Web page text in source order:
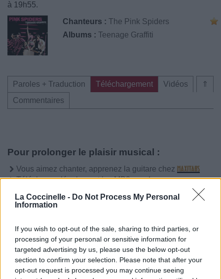
La Coccinelle - Do Not Process My Personal
Information
If you wish to opt-out of the sale, sharing to third parties, or
processing of your personal or sensitive information for
targeted advertising by us, please use the below opt-out
section to confirm your selection. Please note that after your
opt-out request is processed you may continue seeing
à 19h55.
Chanteurs : The Pink Spiders
Albums : Teenage Graffiti
⇑
Paroles + Traduction Téléchargement
Vidéos
Commentaires
Pour prolonger le plaisir musical :
Vous aimez chanter, apprenez la guitare chez
Télécharger légalement les MP3 sur
Télécharger légalement les MP3 ou trouver le CD sur
meilleur prix sur
Paroles + Traduction Téléchargement Vidéos